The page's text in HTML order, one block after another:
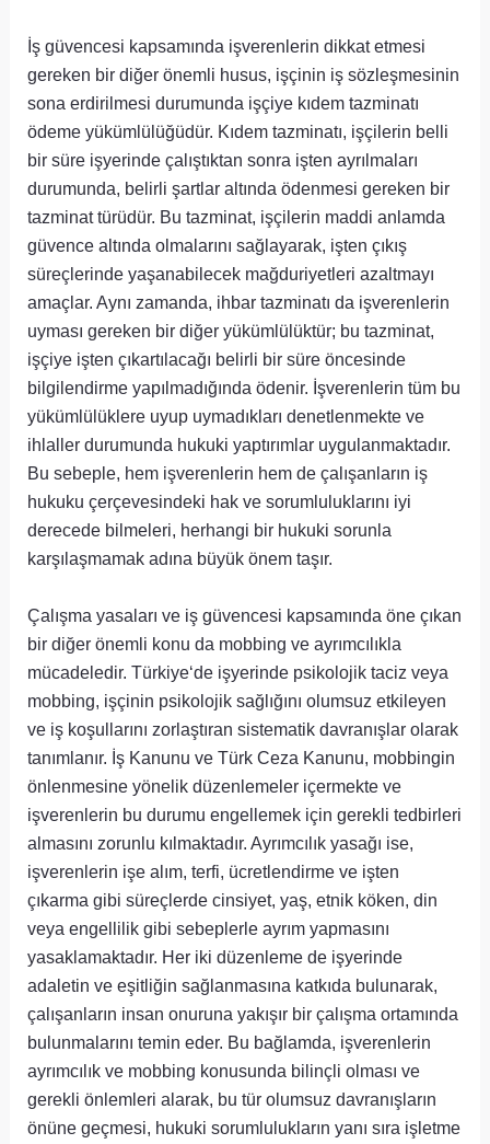
İş güvencesi kapsamında işverenlerin dikkat etmesi
gereken bir diğer önemli husus, işçinin iş sözleşmesinin
sona erdirilmesi durumunda işçiye kıdem tazminatı
ödeme yükümlülüğüdür. Kıdem tazminatı, işçilerin belli
bir süre işyerinde çalıştıktan sonra işten ayrılmaları
durumunda, belirli şartlar altında ödenmesi gereken bir
tazminat türüdür. Bu tazminat, işçilerin maddi anlamda
güvence altında olmalarını sağlayarak, işten çıkış
süreçlerinde yaşanabilecek mağduriyetleri azaltmayı
amaçlar. Aynı zamanda, ihbar tazminatı da işverenlerin
uyması gereken bir diğer yükümlülüktür; bu tazminat,
işçiye işten çıkartılacağı belirli bir süre öncesinde
bilgilendirme yapılmadığında ödenir. İşverenlerin tüm bu
yükümlülüklere uyup uymadıkları denetlenmekte ve
ihlaller durumunda hukuki yaptırımlar uygulanmaktadır.
Bu sebeple, hem işverenlerin hem de çalışanların iş
hukuku çerçevesindeki hak ve sorumluluklarını iyi
derecede bilmeleri, herhangi bir hukuki sorunla
karşılaşmamak adına büyük önem taşır.
Çalışma yasaları ve iş güvencesi kapsamında öne çıkan
bir diğer önemli konu da mobbing ve ayrımcılıkla
mücadeledir. Türkiye‘de işyerinde psikolojik taciz veya
mobbing, işçinin psikolojik sağlığını olumsuz etkileyen
ve iş koşullarını zorlaştıran sistematik davranışlar olarak
tanımlanır. İş Kanunu ve Türk Ceza Kanunu, mobbingin
önlenmesine yönelik düzenlemeler içermekte ve
işverenlerin bu durumu engellemek için gerekli tedbirleri
almasını zorunlu kılmaktadır. Ayrımcılık yasağı ise,
işverenlerin işe alım, terfi, ücretlendirme ve işten
çıkarma gibi süreçlerde cinsiyet, yaş, etnik köken, din
veya engellilik gibi sebeplerle ayrım yapmasını
yasaklamaktadır. Her iki düzenleme de işyerinde
adaletin ve eşitliğin sağlanmasına katkıda bulunarak,
çalışanların insan onuruna yakışır bir çalışma ortamında
bulunmalarını temin eder. Bu bağlamda, işverenlerin
ayrımcılık ve mobbing konusunda bilinçli olması ve
gerekli önlemleri alarak, bu tür olumsuz davranışların
önüne geçmesi, hukuki sorumlulukların yanı sıra işletme